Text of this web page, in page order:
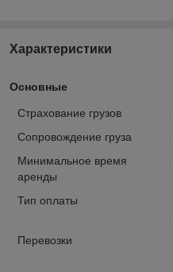
Характеристики
Основные
Страхование грузов
Сопровождение груза
Минимальное время
аренды
Тип оплаты
Перевозки